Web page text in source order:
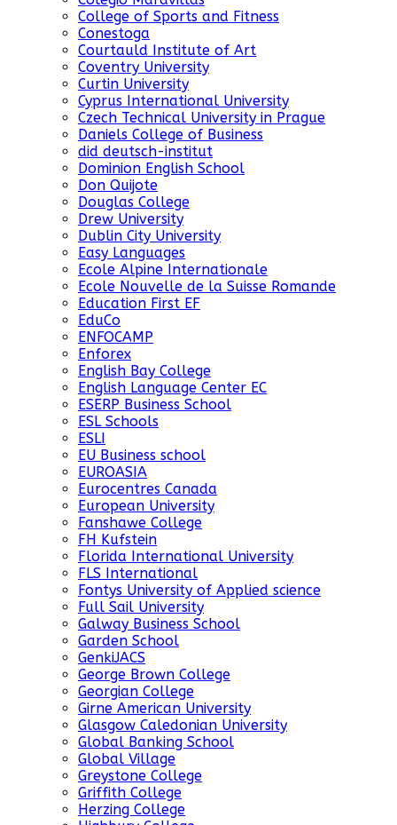
College of Sports and Fitness
Conestoga
Courtauld Institute of Art
Coventry University
Curtin University
Cyprus International University
Czech Technical University in Prague
Daniels College of Business
did deutsch-institut
Dominion English School
Don Quijote
Douglas College
Drew University
Dublin City University
Easy Languages
Ecole Alpine Internationale
Ecole Nouvelle de la Suisse Romande
Education First EF
EduCo
ENFOCAMP
Enforex
English Bay College
English Language Center EC
ESERP Business School
ESL Schools
ESLI
EU Business school
EUROASIA
Eurocentres Canada
European University
Fanshawe College
FH Kufstein
Florida International University
FLS International
Fontys University of Applied science
Full Sail University
Galway Business School
Garden School
GenkiJACS
George Brown College
Georgian College
Girne American University
Glasgow Caledonian University
Global Banking School
Global Village
Greystone College
Griffith College
Herzing College